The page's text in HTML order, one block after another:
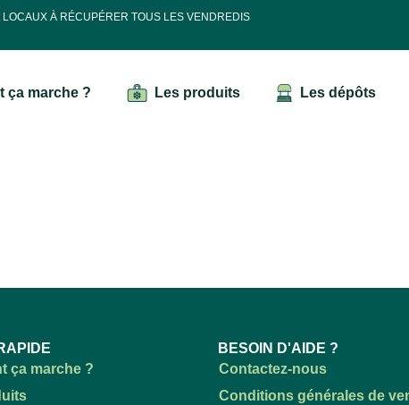
À RÉCUPÉRER TOUS LES VENDREDIS
ça marche ? Les produits Les dépôts
ça marche ?
BESOIN D'AIDE ?
Contactez-nous
Conditions générales de